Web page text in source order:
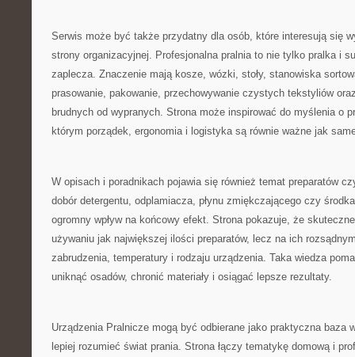
Serwis może być także przydatny dla osób, które interesują się
strony organizacyjnej. Profesjonalna pralnia to nie tylko pralka i
zaplecza. Znaczenie mają kosze, wózki, stoły, stanowiska
prasowanie, pakowanie, przechowywanie czystych tekstyliów
brudnych od wypranych. Strona może inspirować do myślenia o
którym porządek, ergonomia i logistyka są równie ważne jak
W opisach i poradnikach pojawia się również temat preparatów
dobór detergentu, odplamiacza, płynu zmiękczającego czy
ogromny wpływ na końcowy efekt. Strona pokazuje, że
używaniu jak największej ilości preparatów, lecz na ich
zabrudzenia, temperatury i rodzaju urządzenia. Taka wiedza
uniknąć osadów, chronić materiały i osiągać lepsze rezultaty.
Urządzenia Pralnicze mogą być odbierane jako praktyczna baza
lepiej rozumieć świat prania. Strona łączy tematykę domową i